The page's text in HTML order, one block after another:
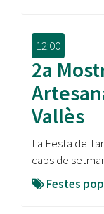
12:00
2a
Vallès
La Festa de
caps de
Festes